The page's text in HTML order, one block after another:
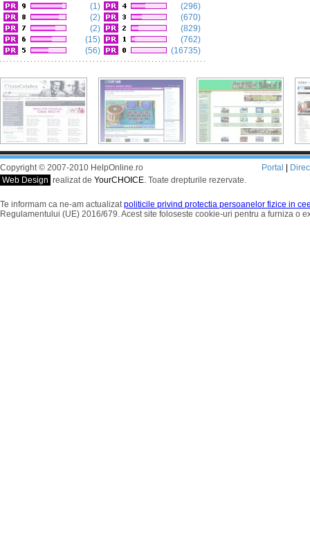
(1)
(2)
(2)
(15)
(56)
(296)
(670)
(829)
(762)
(16735)
Copyright © 2007-2010 HelpOnline.ro
Web Design realizat de YourCHOICE. Toate drepturile rezervate.
Portal
Te informam ca ne-am actualizatpoliticile privind protectia persoanelor fizice in
Regulamentului (UE) 2016/679. Acest site foloseste cookie-uri pentru a furniza o